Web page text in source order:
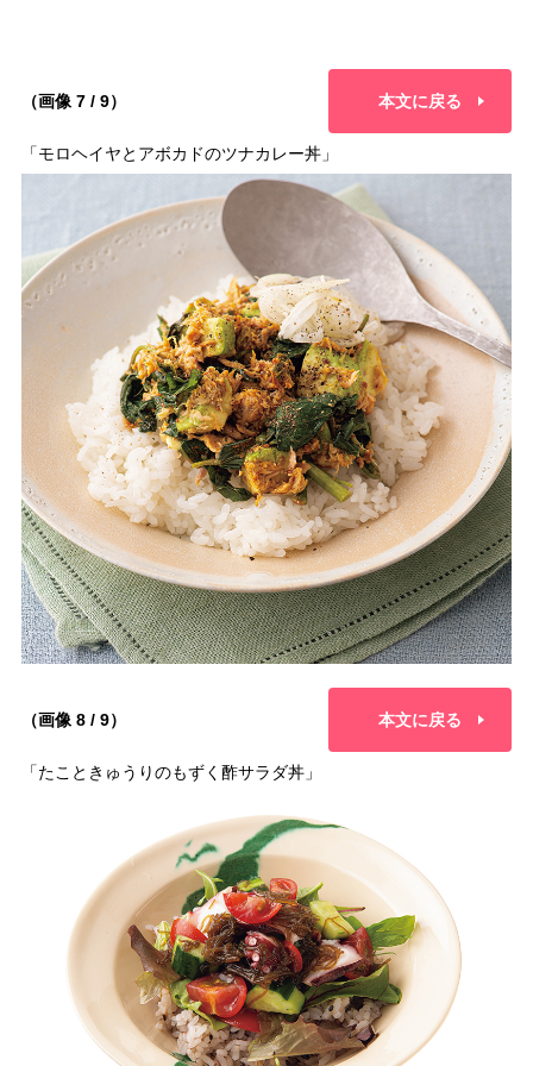
（画像 7 / 9） 本文に戻る
「モロヘイヤとアボカドのツナカレー丼」
（画像 8 / 9） 本文に戻る
「たこときゅうりのもずく酢サラダ丼」